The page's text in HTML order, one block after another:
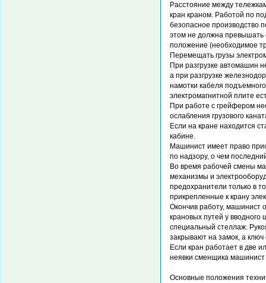
Расстояние между
кран краном. Работой по
безопасное производство
этом не должна превышать
положение (необходимое
Перемещать грузы
При разгрузке автомашин
а при разгрузке
намотки кабеля
электромагнитной плите
При работе с грейфером
ослабления грузового
Если на кране находится
кабине.
Машинист имеет право
по надзору, о чем
Во время рабочей смены
механизмы и
предохранители только в
прикрепленные к крану
Окончив работу, машинист
крановых путей у
специальный стеллаж.
закрывают на замок, а
Если кран работает в две
неявки сменщика машинист
Основные положения